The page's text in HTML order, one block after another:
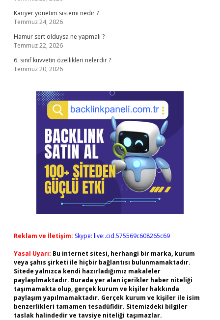
Kariyer yönetim sistemi nedir ?
Temmuz 24, 2026
Hamur sert olduysa ne yapmalı ?
Temmuz 22, 2026
6. sınıf kuvvetin özellikleri nelerdir ?
Temmuz 20, 2026
Reklam ve İletişim: Skype: live:.cid.575569c608265c69
Yasal Uyarı: Bu internet sitesi, herhangi bir marka, kurum
veya şahıs şirketi ile hiçbir bağlantısı bulunmamaktadır.
Sitede yalnızca kendi hazırladığımız makaleler
paylaşılmaktadır. Burada yer alan içerikler haber niteliği
taşımamakta olup, gerçek kurum ve kişiler hakkında
paylaşım yapılmamaktadır. Gerçek kurum ve kişiler ile isim
benzerlikleri tamamen tesadüfidir. Sitemizdeki bilgiler
taslak halindedir ve tavsiye niteliği taşımazlar.